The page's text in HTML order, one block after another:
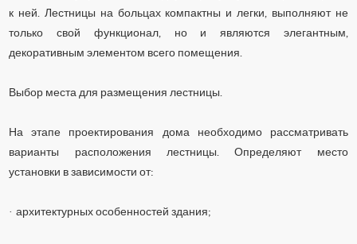
к ней. Лестницы на больцах компактны и легки, выполняют не
только свой функционал, но и являются элегантным,
декоративным элементом всего помещения.
Выбор места для размещения лестницы.
На этапе проектирования дома необходимо рассматривать
варианты расположения лестницы. Определяют место
установки в зависимости от:
·архитектурных особенностей здания;